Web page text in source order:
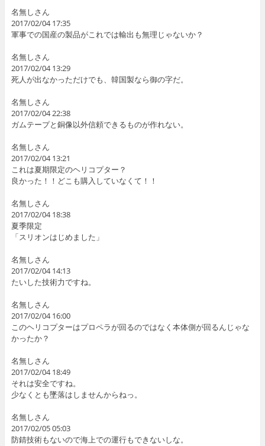
名無しさん
2017/02/04 17:35
軍事での国産の製品がこれでは輸出も無理じゃないか？
名無しさん
2017/02/04 13:29
死人が出なかっただけでも、韓国製なら御の字だ。
名無しさん
2017/02/04 22:38
ガムテープと銅像以外信頼できるものが作れない。
名無しさん
2017/02/04 13:21
これは夏期限定のヘリコプター？
良かった！！どこも購入していなくて！！
名無しさん
2017/02/04 18:38
夏季限定
「スリオンはじめました」
名無しさん
2017/02/04 14:13
たいした技術力ですね。
名無しさん
2017/02/04 16:00
このヘリコプターはプロペラが回るのではなく本体側が回るんじゃな
かったか？
名無しさん
2017/02/04 18:49
それは安全ですね。
少なくとも墜落はしませんからねっ。
名無しさん
2017/02/05 05:03
防錆技術もないので海上での運行もできないしな。